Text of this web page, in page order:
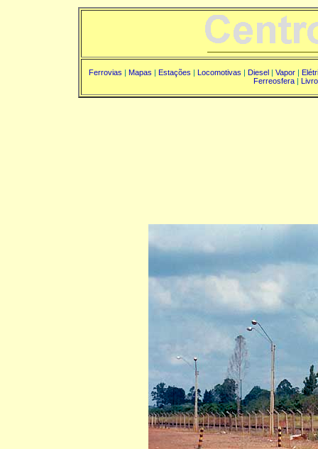
Ferrovias | Mapas | Estações | Locomotivas | Diesel | Vapor |
Ferreosfera |